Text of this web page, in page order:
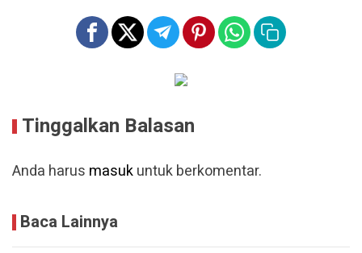
Tinggalkan Balasan
Anda harus masukuntuk berkomentar.
Baca Lainnya